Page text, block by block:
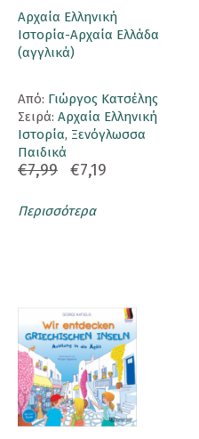
Αρχαία Ελληνική
Ιστορία-Αρχαία Ελλάδα
(αγγλικά)
Aπό: Γιώργος Κατσέλης
Σειρά: Αρχαία Ελληνική
Ιστορία, Ξενόγλωσσα
Παιδικά
€7,99 €7,19
Περισσότερα